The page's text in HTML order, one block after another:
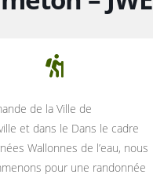
de la Ville de
et dans le Dans le cadre
Wallonnes de l’eau, nous
pour une randonnée